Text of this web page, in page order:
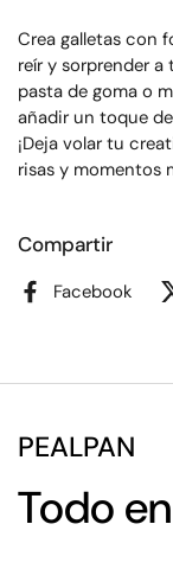
Crea galletas con
reír y sorprender
pasta de goma o
añadir un toque
¡Deja volar tu
risas y momentos
Compartir
Facebook
PEALPAN
Todo